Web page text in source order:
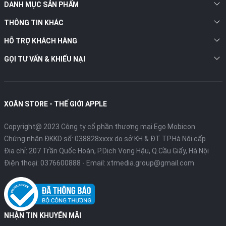
iPad mini 5 có cấu hình mạnh mẽ
Bạn có thể chơi nhiều loại game, tải nhiều ứng dụng mà không bị
giật lag cùng việc lưu trữ các ứng dụng, dữ liệu lâu dài và thuận
tiện. IOS 12 đã được cài đặt sẵn ngay trên máy vì thế mọi hoạt
động sẽ không có gì khó.
5 sẽ được nhà táo cập nhật hỗ trợ máy trong nhiều năm tới. Đặc
biệt hơn đi kèm với máy là một chiếc bút cảm ứng phục vụ tốt
cho người dùng để có một trải nghiệm tốt và đây cũng là tín hiệu
vui cho những người thích vẽ tranh, sáng tác nghệ thuật.
DANH MỤC SẢN PHẨM
THÔNG TIN KHÁC
HỖ TRỢ KHÁCH HÀNG
GỌI TƯ VẤN & KHIẾU NẠI
XOĂN STORE - THẾ GIỚI APPLE
Copyright@ 2023 Công ty cổ phần thương mại Ego Mobicon
Chứng nhận ĐKKD số: 038828xxxx do sở KH & ĐT TP.Hà Nội cấp
Địa chỉ: 207 Trần Quốc Hoàn, P.Dịch Vọng Hậu, Q.Cầu Giấy, Hà Nội
Điện thoại: 0376600888 - Email: xtmedia.group@gmail.com
NHẬN TIN KHUYẾN MÃI